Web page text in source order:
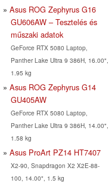
Asus ROG Zephyrus G16
GU606AW – Tesztelés és
műszaki adatok
GeForce RTX 5080 Laptop,
Panther Lake Ultra 9 386H, 16.00",
1.95 kg
Asus ROG Zephyrus G14
GU405AW
GeForce RTX 5080 Laptop,
Panther Lake Ultra 9 386H, 14.00",
1.58 kg
Asus ProArt PZ14 HT7407
X2-90, Snapdragon X2 X2E-88-
100, 14.00", 1.5 kg